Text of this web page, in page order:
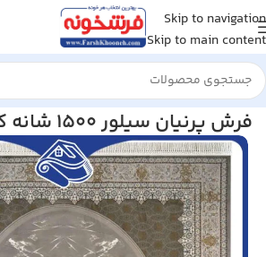
Skip to navigation
Skip to main content
خانه/فرش ماشینی/فرش 1500 شانه
فرش پرنیان سیلور 1500 شانه کد 1024